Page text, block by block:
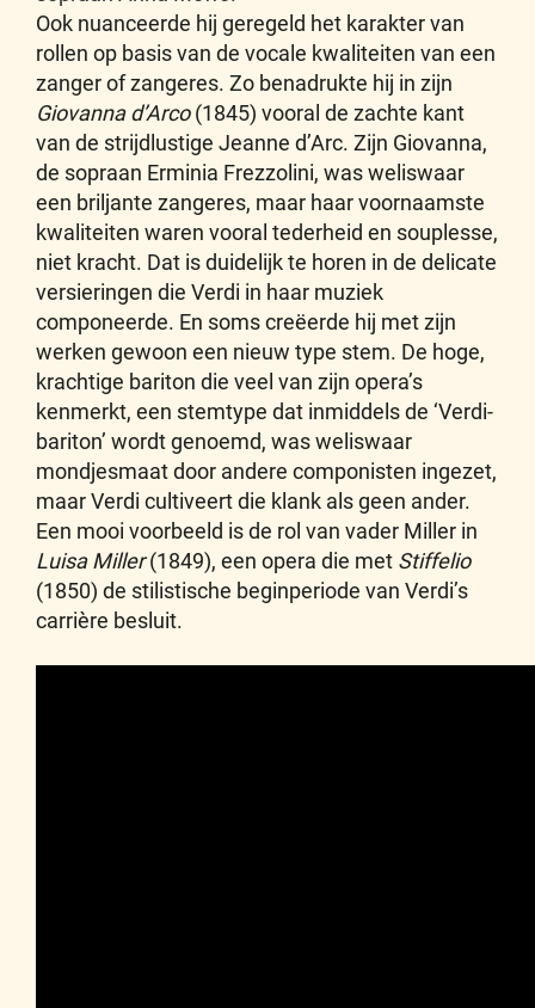
Ook nuanceerde hij geregeld het karakter van
rollen op basis van de vocale kwaliteiten van een
zanger of zangeres. Zo benadrukte hij in zijn
Giovanna d’Arco(1845) vooral de zachte kant
van de strijdlustige Jeanne d’Arc. Zijn Giovanna,
de sopraan Erminia Frezzolini, was weliswaar
een briljante zangeres, maar haar voornaamste
kwaliteiten waren vooral tederheid en souplesse,
niet kracht. Dat is duidelijk te horen in de delicate
versieringen die Verdi in haar muziek
componeerde. En soms creëerde hij met zijn
werken gewoon een nieuw type stem. De hoge,
krachtige bariton die veel van zijn opera’s
kenmerkt, een stemtype dat inmiddels de ‘Verdi-
bariton’ wordt genoemd, was weliswaar
mondjesmaat door andere componisten ingezet,
maar Verdi cultiveert die klank als geen ander.
Een mooi voorbeeld is de rol van vader Miller in
Luisa Miller(1849), een opera die met Stiffelio
(1850) de stilistische beginperiode van Verdi’s
carrière besluit.